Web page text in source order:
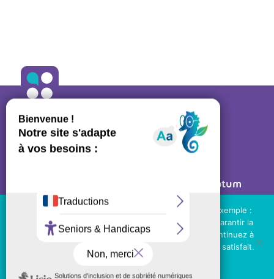
ALLO ORTHO
A propos• Contact
Post Scriptum
Ressources régulateurs
NOS LIENS UTILES
Téléchargez le kit de communication
Nous utilisons des cookies de tierces parties (par exemple :
Youtube, suivi statistique des visites...) pour vous garantir la
meilleure expérience sur notre site web. Si vous continuez à
utiliser ce site, nous supposerons que vous en êtes satisfait.